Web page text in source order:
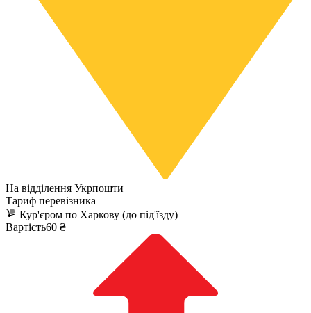
На відділення Укрпошти
Тариф перевізника
Кур'єром по Харкову (до під'їзду)
Вартість60 ₴